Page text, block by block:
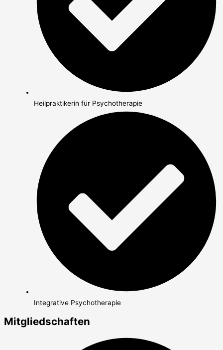
Heilpraktikerin für Psychotherapie
Integrative Psychotherapie
Mitgliedschaften